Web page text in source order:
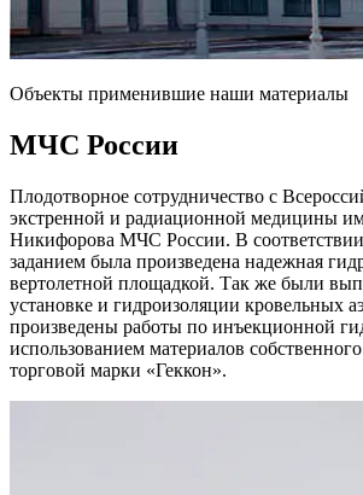
Объекты применившие наши материалы
МЧС России
Плодотворное сотрудничество с
экстренной и радиационной медицины
Никифорова МЧС России. В
заданием была произведена надежная
вертолетной площадкой. Так же были
установке и гидроизоляции кровельных
произведены работы по инъекционной
использованием материалов
торговой марки «Геккон».